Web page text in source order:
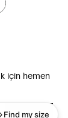
için hemen